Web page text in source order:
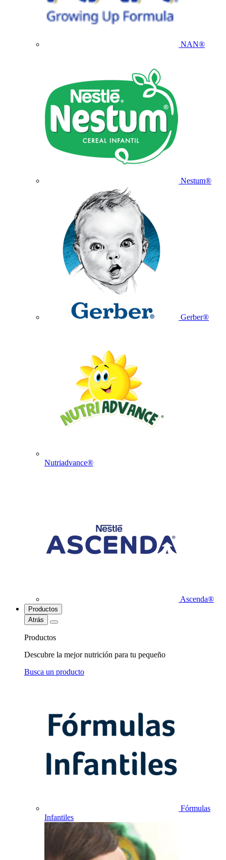
NAN®
Nestum®
Gerber®
Nutriadvance®
Ascenda®
Productos
Atrás
Productos
Descubre la mejor nutrición para tu pequeño
Busca un producto
Fórmulas
Infantiles